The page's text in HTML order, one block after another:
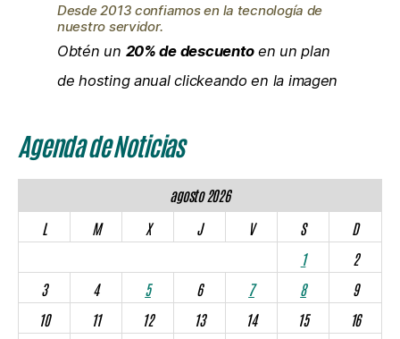
Desde 2013 confiamos en la tecnología de
nuestro servidor.
Obtén un 20% de descuentoen un plan
de hosting anual clickeando en la imagen
Agenda de Noticias
agosto 2026
L
M X J V S
D
1
2
3
4 5 6 7 8
9
10
11 12 13 14 15
16